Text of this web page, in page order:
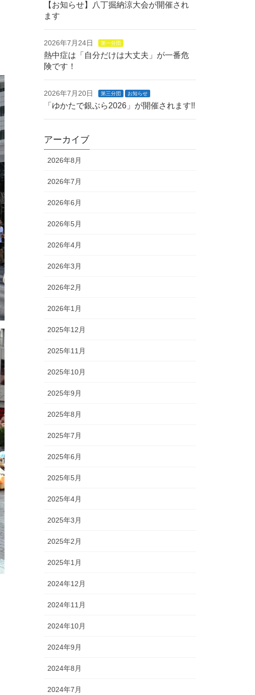
【お知らせ】八丁掘納涼大会が開催され
ます
2026年7月24日 第一分団
熱中症は「自分だけは大丈夫」が一番危
険です！
2026年7月20日 第三分団 お知らせ
「ゆかたで銀ぶら2026」が開催されます!!
アーカイブ
2026年8月
2026年7月
2026年6月
2026年5月
2026年4月
2026年3月
2026年2月
2026年1月
2025年12月
2025年11月
2025年10月
2025年9月
2025年8月
2025年7月
2025年6月
2025年5月
2025年4月
2025年3月
2025年2月
2025年1月
2024年12月
2024年11月
2024年10月
2024年9月
2024年8月
2024年7月